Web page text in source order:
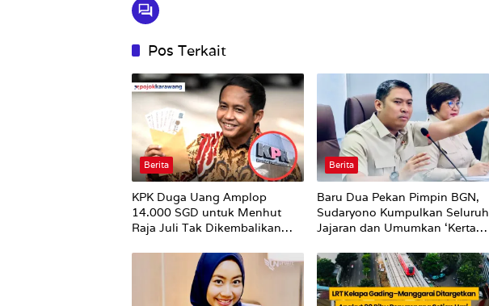
Pos Terkait
Berita
KPK Duga Uang Amplop
14.000 SGD untuk Menhut
Raja Juli Tak Dikembalikan
Berita
Baru Dua Pekan Pimpin BGN,
Sudaryono Kumpulkan Seluruh
Jajaran dan Umumkan ‘Kertas
Supplier harus Berhenti
Sekarang